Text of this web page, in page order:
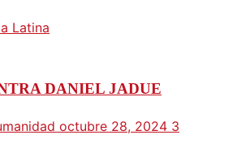
Latina
DANIEL JADUE
octubre 28, 2024 3